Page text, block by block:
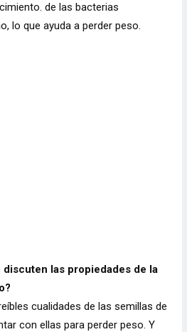
de las bacterias
lo que ayuda a perder peso.
discuten las propiedades de la
cualidades de las semillas de
con ellas para perder peso. Y